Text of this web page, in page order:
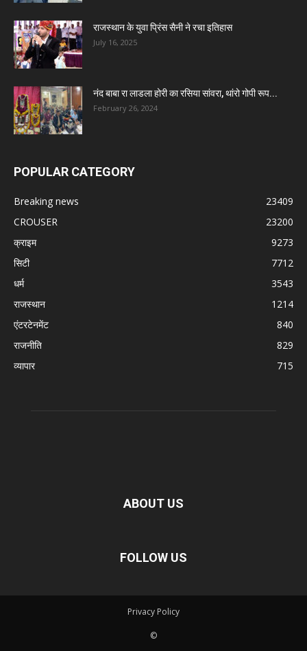
राजस्थान के युवा प्रिंस सैनी ने रचा इतिहास
July 16, 2025
नंद बाबा रा लाडला होरी का रसिया सांवरा, थांरो गोपी रूप...
February 26, 2024
POPULAR CATEGORY
Breaking news
23409
CROUSER
23200
क्राइम
9273
सिटी
7712
धर्म
3543
राजस्थान
1214
एंटरटेनमेंट
840
राजनीति
829
व्यापार
715
ABOUT US
FOLLOW US
Privacy Policy
©